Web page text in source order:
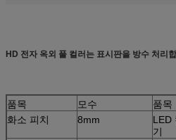
HD 전자 옥외 풀 컬러는 표시판을 방수 처리
품목 모수 품목
화소 피치
8mm
LED
기